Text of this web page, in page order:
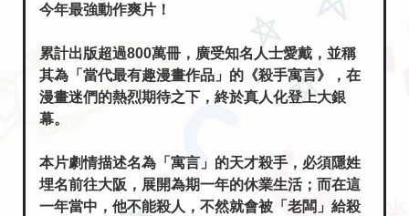
今年最強動作爽片！
累計出版超過800萬冊，廣受知名人士愛戴，並稱
其為「當代最有趣漫畫作品」的《殺手寓言》，在
漫畫迷們的熱烈期待之下，終於真人化登上大銀
幕。
本片劇情描述名為「寓言」的天才殺手，必須隱姓
埋名前往大阪，展開為期一年的休業生活；而在這
一年當中，他不能殺人，不然就會被「老闆」給殺